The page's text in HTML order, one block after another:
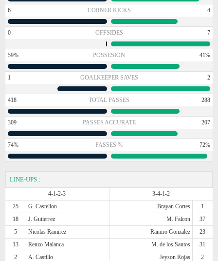
6 CORNER KICKS 4
0 OFFSIDES 7
59% POSSESION 41%
1 GOALKEEPER SAVES 2
418 TOTAL PASSES 288
309 PASSES ACCURATE 207
74% PASSES % 72%
LINE-UPS :
4-1-2-3
3-4-1-2
25
G. Castellon Brayan Cortes
1
18
J. Gutierrez M. Falcon
37
5
Nicolas Ramirez Ramiro Gonzalez
23
13
Renzo Malanca M. de los Santos
31
2
A. Castillo Jeyson Rojas
2